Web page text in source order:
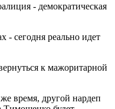
- демократическая
- сегодня реально идет
к мажоритарной
время, другой нардеп